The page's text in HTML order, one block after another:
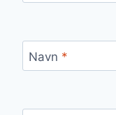
Navn *